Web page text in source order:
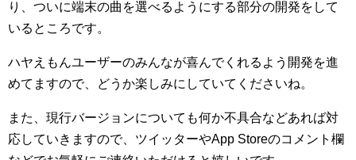
り、ついに端末の曲を選べるようにする部分の開発をして
いるところです。
ハヤえもんユーザーのみんなが喜んでくれるよう開発を進
めてますので、どうか楽しみにしていてくださいね。
また、現行バージョンについても何か不具合などあれば対
応していきますので、ツイッターやApp Storeのコメント欄